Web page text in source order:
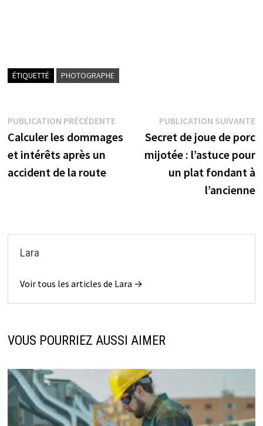
ÉTIQUETTÉ PHOTOGRAPHE
Navigation
de
l’article
PUBLICATION PRÉCÉDENTEPublication
précédente :
Calculer les dommages
et intérêts après un
accident de la route
PUBLICATION SUIVANTE
Secret de joue de porc
mijotée : l’astuce pour
un plat fondant à
l’ancienne
Lara
Voir tous les articles de Lara →
VOUS POURRIEZ AUSSI AIMER